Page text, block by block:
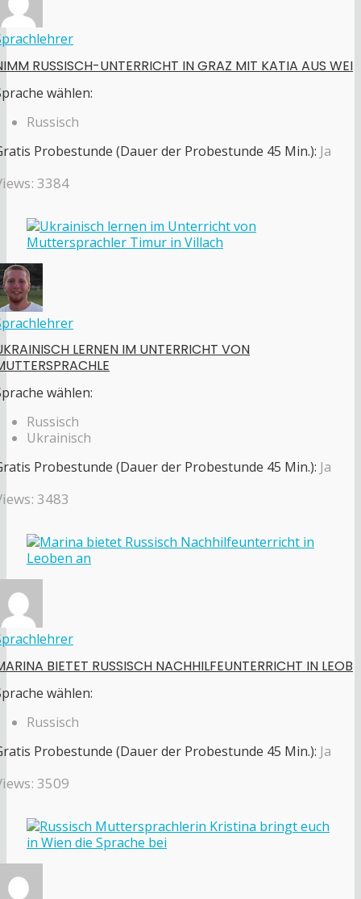
RUSSISCH-UNTERRICHT IN GRAZ MIT KATIA AUS WEI
wählen:
Russisch
Probestunde (Dauer der Probestunde 45 Min.): Ja
3384
LERNEN IM UNTERRICHT VON
wählen:
Russisch
Ukrainisch
Probestunde (Dauer der Probestunde 45 Min.): Ja
3483
BIETET RUSSISCH NACHHILFEUNTERRICHT IN LEOB
wählen:
Russisch
Probestunde (Dauer der Probestunde 45 Min.): Ja
3509